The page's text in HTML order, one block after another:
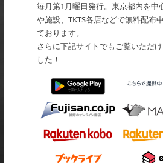
毎月第1月曜日発行。東京都内を中
や施設、TKTS各店などで無料配布
ております。
さらに下記サイトでもご覧いただ
した！